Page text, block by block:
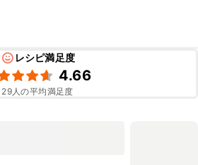
レシピ満足度
4.66
29人の平均満足度